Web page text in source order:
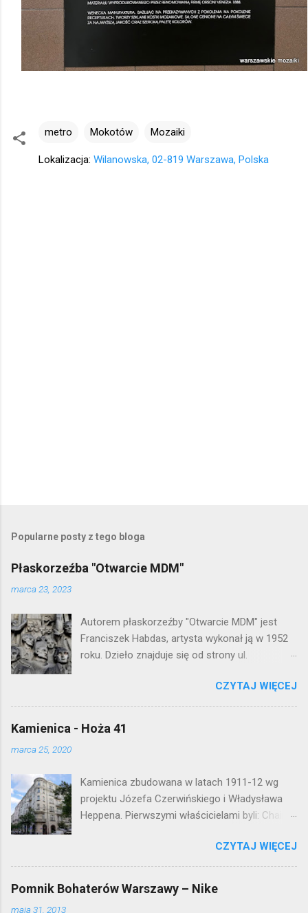
metro Mokotów Mozaiki
Lokalizacja: Wilanowska, 02-819 Warszawa, Polska
Popularne posty z tego bloga
Płaskorzeźba "Otwarcie MDM"
marca 23, 2023
Autorem płaskorzeźby "Otwarcie MDM" jest
Franciszek Habdas, artysta wykonał ją w 1952
roku. Dzieło znajduje się od strony ul.
warszawskiej flagowej inwestycji
mieszkaniowej lat 50. Lokalizacja: Śródmieście
CZYTAJ WIĘCEJ
Kamienica - Hoża 41
marca 25, 2020
Kamienica zbudowana w latach 1911-12 wg
projektu Józefa Czerwińskiego i Władysława
Heppena. Pierwszymi właścicielami byli: Chaim
kamienica była zamieszkała przez
pracowników Elektrowni Warszawskiej. Ten
okazały budynek wyszedł bez szwanku z II
wojny światowej. Lokalizacja: Śródmieście
CZYTAJ WIĘCEJ
Pomnik Bohaterów Warszawy – Nike
maja 31, 2013